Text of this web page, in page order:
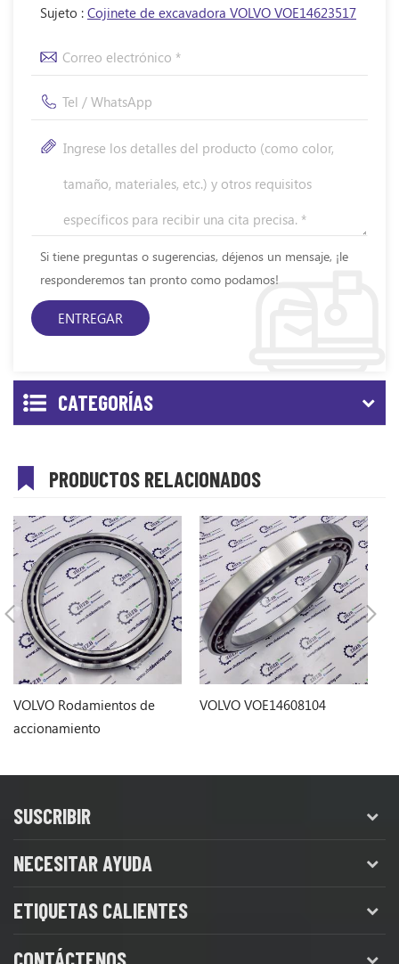
Sujeto : Cojinete de excavadora VOLVO VOE14623517
Si tiene preguntas o sugerencias, déjenos un mensaje, ¡le
responderemos tan pronto como podamos!
CATEGORÍAS
PRODUCTOS RELACIONADOS
VOLVO Rodamientos de
accionamiento
VOLVO VOE14608104
SUSCRIBIR
NECESITAR AYUDA
ETIQUETAS CALIENTES